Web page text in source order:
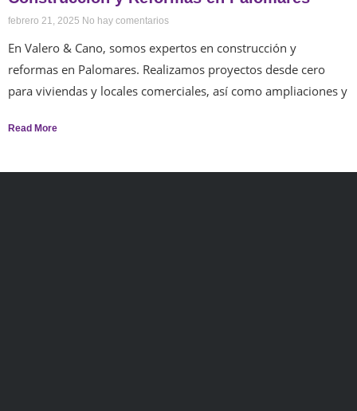
febrero 21, 2025 No hay comentarios
En Valero & Cano, somos expertos en construcción y
reformas en Palomares. Realizamos proyectos desde cero
para viviendas y locales comerciales, así como ampliaciones y
Read More